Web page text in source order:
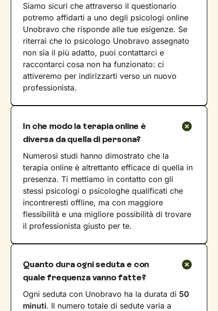
Siamo sicuri che attraverso il questionario
potremo affidarti a uno degli psicologi online
Unobravo che risponde alle tue esigenze. Se
riterrai che lo psicologo Unobravo assegnato
non sia il più adatto, puoi contattarci e
raccontarci cosa non ha funzionato: ci
attiveremo per indirizzarti verso un nuovo
professionista.
In che modo la terapia online è
diversa da quella di persona?
Numerosi studi hanno dimostrato che la
terapia online è altrettanto efficace di quella in
presenza. Ti mettiamo in contatto con gli
stessi psicologi o psicologhe qualificati che
incontreresti offline, ma con maggiore
flessibilità e una migliore possibilità di trovare
il professionista giusto per te.
Quanto dura ogni seduta e con
quale frequenza vanno fatte?
Ogni seduta con Unobravo ha la durata di 50
minuti. Il numero totale di sedute varia a